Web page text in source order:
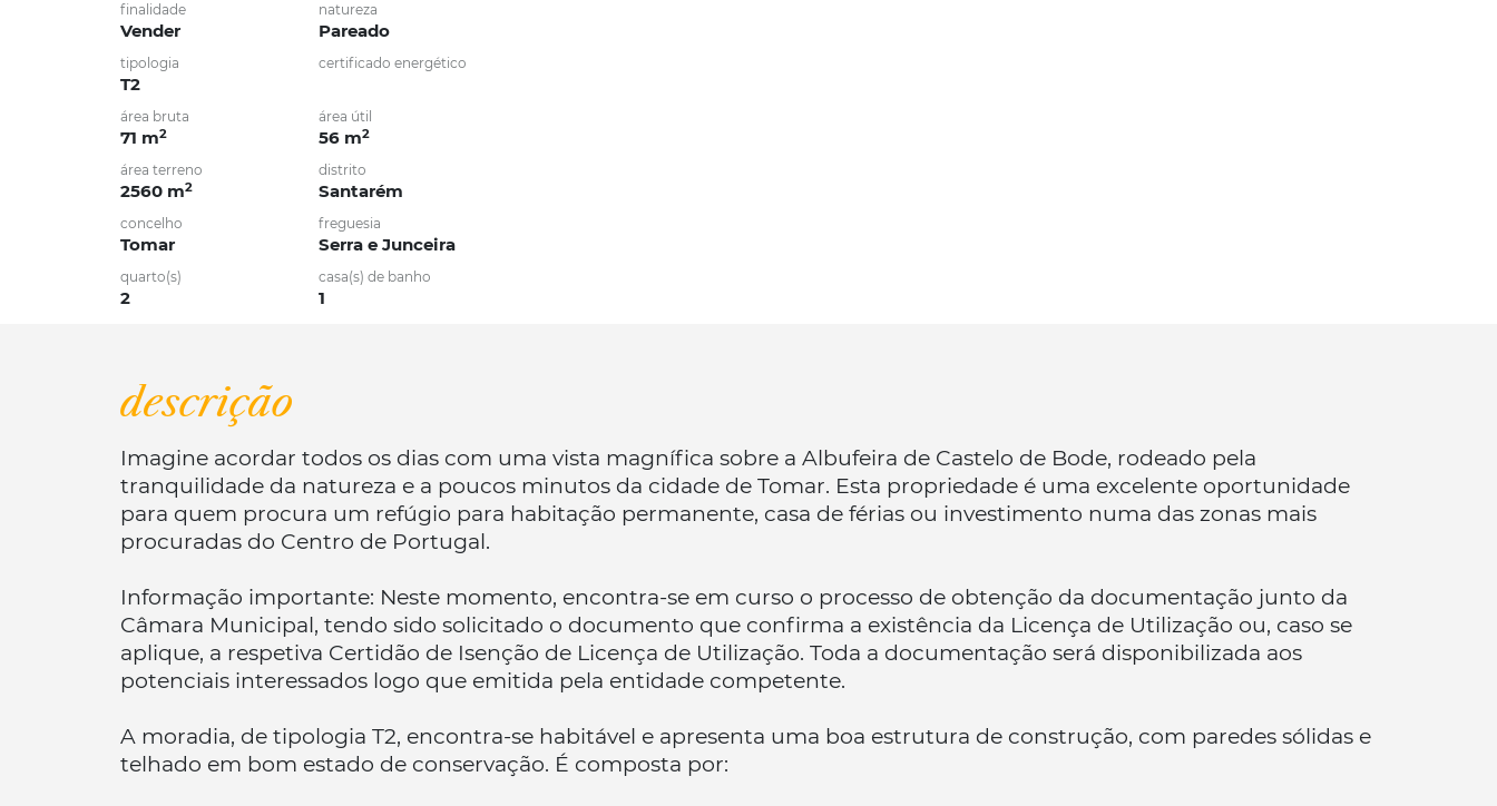
finalidade
Vender
natureza
Pareado
tipologia
T2
certificado energético
área bruta
71 m2
área útil
56 m2
área terreno
2560 m2
distrito
Santarém
concelho
Tomar
freguesia
Serra e Junceira
quarto(s)
2
casa(s) de banho
1
descrição
Imagine acordar todos os dias com uma vista magnífica sobre a Albufeira de Castelo de Bode, rodeado pela
tranquilidade da natureza e a poucos minutos da cidade de Tomar. Esta propriedade é uma excelente oportunidade
para quem procura um refúgio para habitação permanente, casa de férias ou investimento numa das zonas mais
procuradas do Centro de Portugal.
Informação importante: Neste momento, encontra-se em curso o processo de obtenção da documentação junto da
Câmara Municipal, tendo sido solicitado o documento que confirma a existência da Licença de Utilização ou, caso se
aplique, a respetiva Certidão de Isenção de Licença de Utilização. Toda a documentação será disponibilizada aos
potenciais interessados logo que emitida pela entidade competente.
A moradia, de tipologia T2, encontra-se habitável e apresenta uma boa estrutura de construção, com paredes sólidas e
telhado em bom estado de conservação. É composta por: